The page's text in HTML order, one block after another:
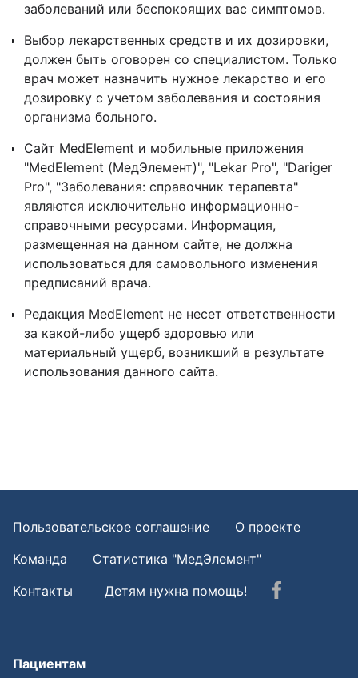
заболеваний или беспокоящих вас симптомов.
Выбор лекарственных средств и их дозировки,
должен быть оговорен со специалистом. Только
врач может назначить нужное лекарство и его
дозировку с учетом заболевания и состояния
организма больного.
Сайт MedElement и мобильные приложения
"MedElement (МедЭлемент)", "Lekar Pro", "Dariger
Pro", "Заболевания: справочник терапевта"
являются исключительно информационно-
справочными ресурсами. Информация,
размещенная на данном сайте, не должна
использоваться для самовольного изменения
предписаний врача.
Редакция MedElement не несет ответственности
за какой-либо ущерб здоровью или
материальный ущерб, возникший в результате
использования данного сайта.
Пользовательское соглашение
О проекте
Команда
Статистика "МедЭлемент"
Контакты
Детям нужна помощь!
Пациентам